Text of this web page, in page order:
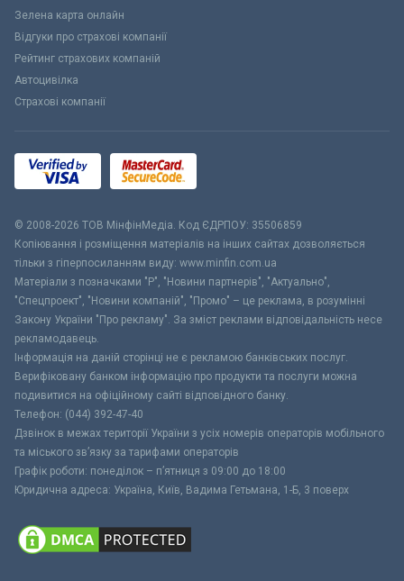
Зелена карта онлайн
Відгуки про страхові компанії
Рейтинг страхових компаній
Автоцивілка
Страхові компанії
© 2008-2026 ТОВ МiнфiнМедiа. Код ЄДРПОУ: 35506859
Копіювання і розміщення матеріалів на інших сайтах дозволяється
тільки з гіперпосиланням виду: www.minfin.com.ua
Матеріали з позначками "Р", "Новини партнерів", "Актуально",
"Спецпроект", "Новини компаній", "Промо" – це реклама, в розумінні
Закону України "Про рекламу". За зміст реклами відповідальність несе
рекламодавець.
Інформація на даній сторінці не є рекламою банківських послуг.
Верифіковану банком інформацію про продукти та послуги можна
подивитися на офіційному сайті відповідного банку.
Телефон: (044) 392-47-40
Дзвінок в межах території України з усіх номерів операторів мобільного
та міського зв’язку за тарифами операторів
Графік роботи: понеділок – п’ятниця з 09:00 до 18:00
Юридична адреса: Україна, Київ, Вадима Гетьмана, 1-Б, 3 поверх